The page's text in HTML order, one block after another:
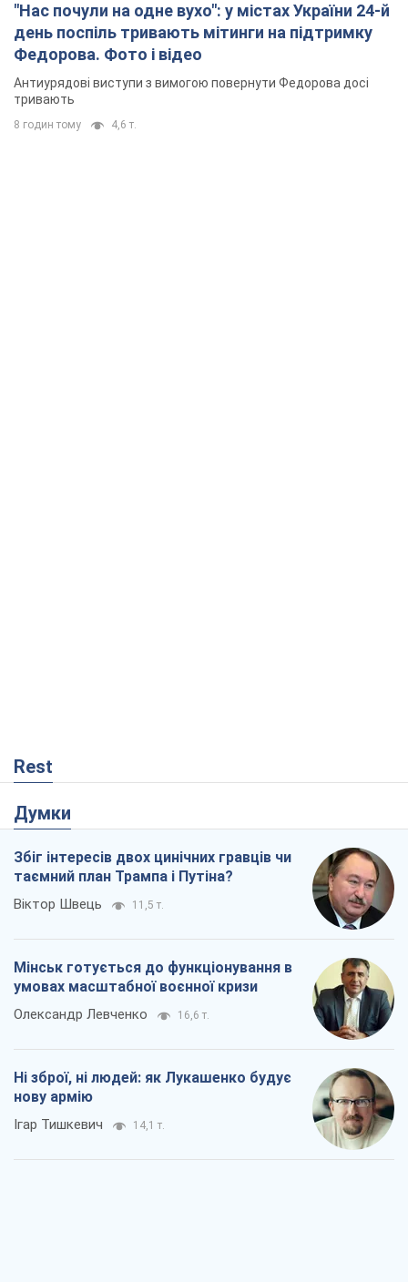
"Нас почули на одне вухо": у містах України 24-й
день поспіль тривають мітинги на підтримку
Федорова. Фото і відео
Антиурядові виступи з вимогою повернути Федорова досі
тривають
8 годин тому 4,6 т.
Rest
Думки
Збіг інтересів двох цинічних гравців чи
таємний план Трампа і Путіна?
Віктор Швець 11,5 т.
Мінськ готується до функціонування в
умовах масштабної воєнної кризи
Олександр Левченко 16,6 т.
Ні зброї, ні людей: як Лукашенко будує
нову армію
Ігар Тишкевич 14,1 т.